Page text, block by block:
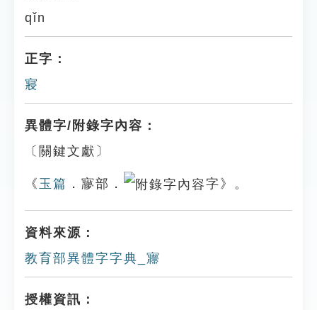
qǐn
正字：
寢
異體字/附錄字內容：
〔關鍵文獻〕
《 玉篇 ．㝱部． 字》。
資料來源：
教育部異體字字典_㝲
授權資訊：